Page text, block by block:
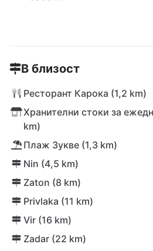
В близост
Ресторант Карока (1,2 km)
Хранителни стоки за
km)
Плаж Зукве (1,3 km)
Nin (4,5 km)
Zaton (8 km)
Privlaka (11 km)
Vir (16 km)
Zadar (22 km)